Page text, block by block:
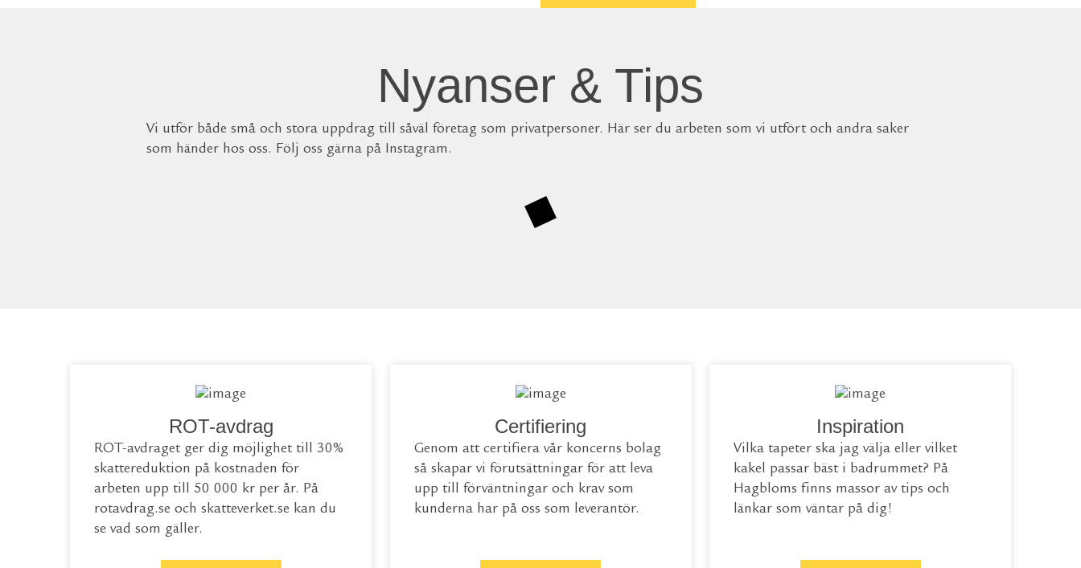
Nyanser & Tips
Vi utför både små och stora uppdrag till såväl företag som privatpersoner. Här ser du arbeten som vi utfört och andra saker
som händer hos oss. Följ oss gärna på Instagram.
ROT-avdrag
ROT-avdraget ger dig möjlighet till 30%
skattereduktion på kostnaden för
arbeten upp till 50 000 kr per år. På
rotavdrag.se och skatteverket.se kan du
se vad som gäller.
Certifiering
Genom att certifiera vår koncerns bolag
så skapar vi förutsättningar för att leva
upp till förväntningar och krav som
kunderna har på oss som leverantör.
Inspiration
Vilka tapeter ska jag välja eller vilket
kakel passar bäst i badrummet? På
Hagbloms finns massor av tips och
länkar som väntar på dig!